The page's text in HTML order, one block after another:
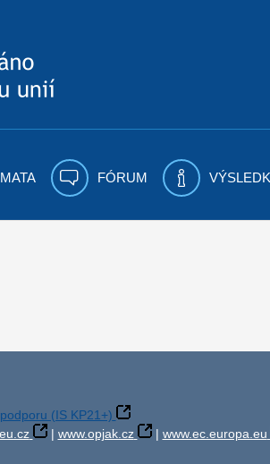
FÓRUM
(IS KP21+)
| www.opjak.cz | www.ec.europa.eu